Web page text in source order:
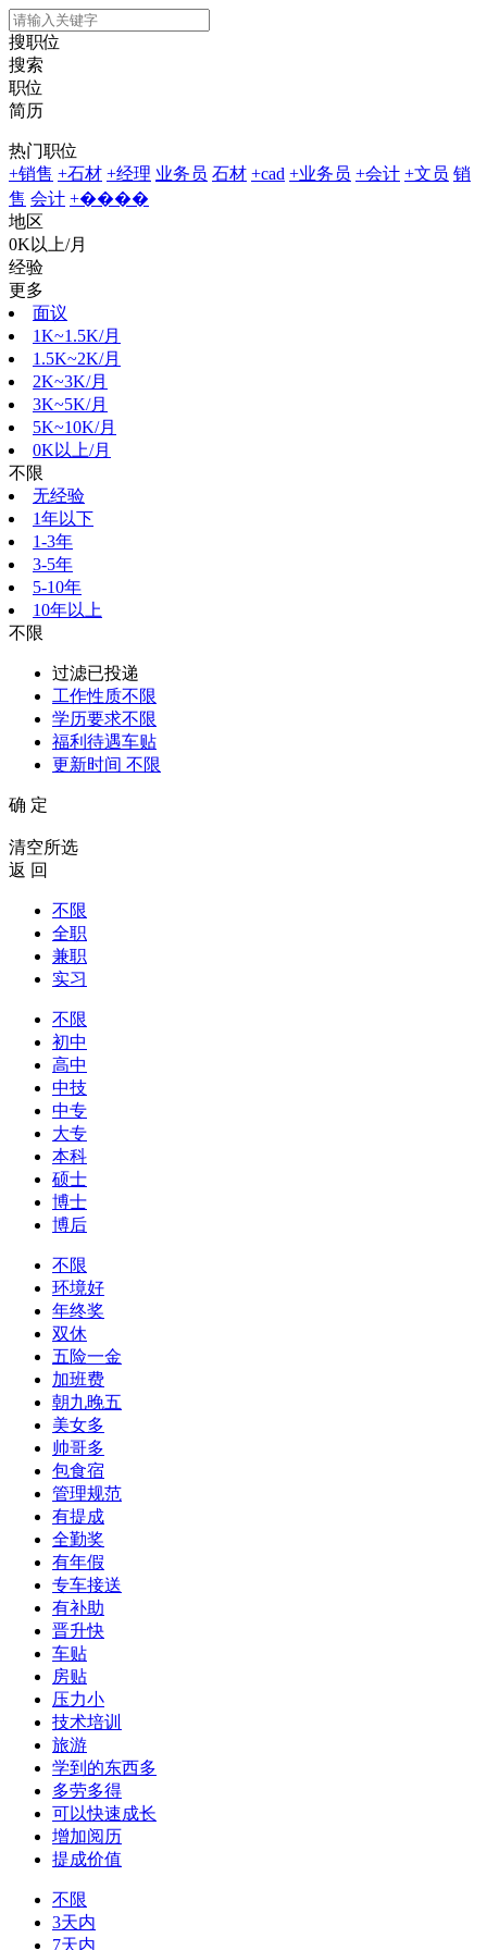
搜职位
搜索
职位
简历
热门职位
+销售 +石材 +经理 业务员 石材 +cad +业务员 +会计 +文员 销
售 会计 +����
地区
0K以上/月
经验
更多
面议
1K~1.5K/月
1.5K~2K/月
2K~3K/月
3K~5K/月
5K~10K/月
0K以上/月
不限
无经验
1年以下
1-3年
3-5年
5-10年
10年以上
不限
过滤已投递
工作性质不限
学历要求不限
福利待遇车贴
更新时间 不限
确 定
清空所选
返 回
不限
全职
兼职
实习
不限
初中
高中
中技
中专
大专
本科
硕士
博士
博后
不限
环境好
年终奖
双休
五险一金
加班费
朝九晚五
美女多
帅哥多
包食宿
管理规范
有提成
全勤奖
有年假
专车接送
有补助
晋升快
车贴
房贴
压力小
技术培训
旅游
学到的东西多
多劳多得
可以快速成长
增加阅历
提成价值
不限
3天内
7天内